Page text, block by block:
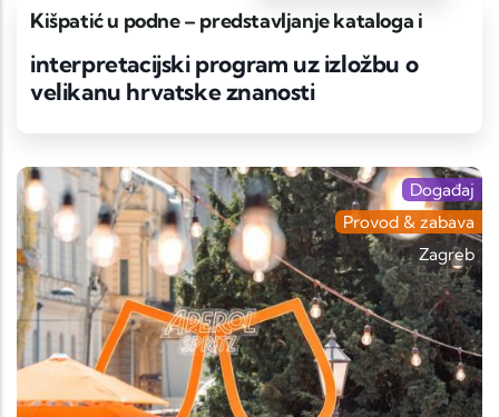
Kišpatić u podne – predstavljanje kataloga i
interpretacijski program uz izložbu o
velikanu hrvatske znanosti
Događaj
Provod & zabava
Zagreb